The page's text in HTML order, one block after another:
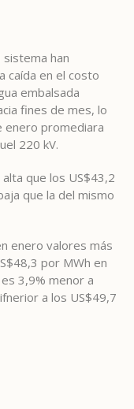
han
caída en el costo
embalsada
fines de mes, lo
enero promediara
220 kV.
que los US$43,2
que la del mismo
enero valores más
por MWh en
3,9% menor a
a los US$49,7